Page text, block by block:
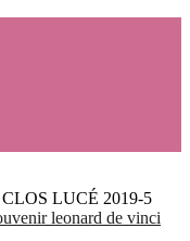
LUCÉ 2019-5